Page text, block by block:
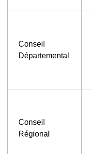
Conseil
Départemental
Conseil
Régional